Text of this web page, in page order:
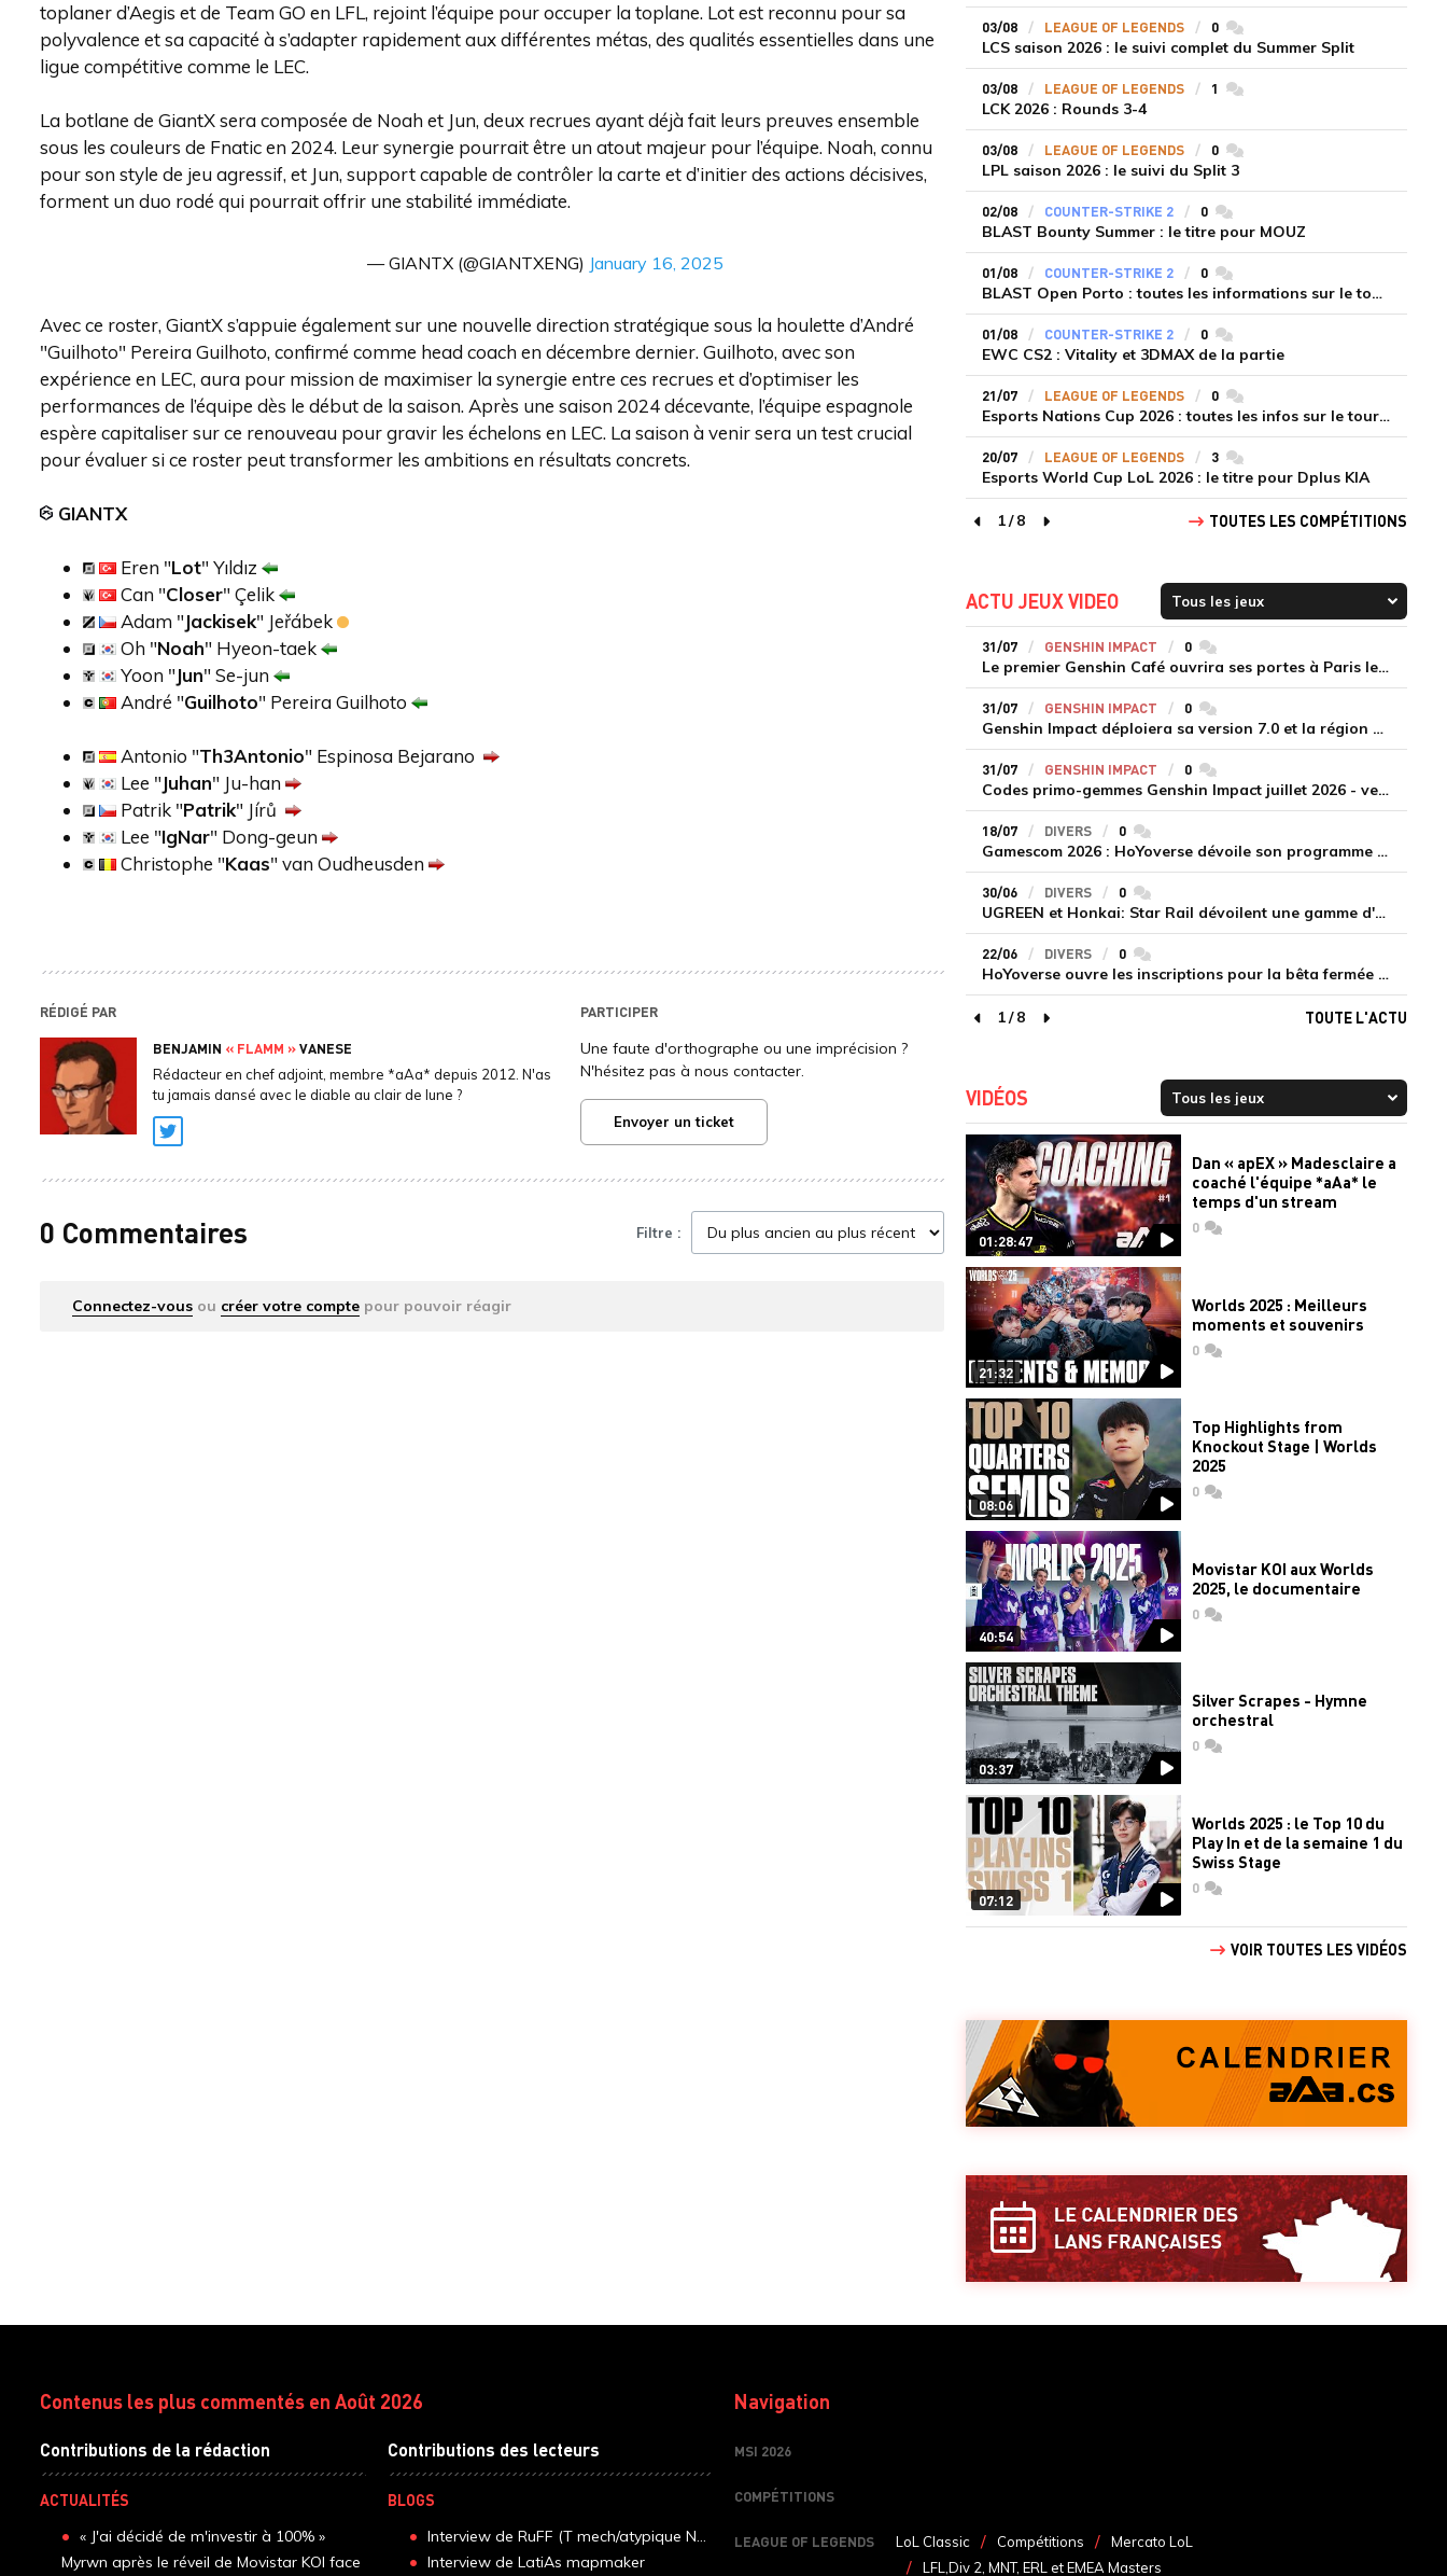
toplaner d’Aegis et de Team GO en LFL, rejoint l’équipe pour occuper la toplane. Lot est reconnu pour sa
polyvalence et sa capacité à s’adapter rapidement aux différentes métas, des qualités essentielles dans une
ligue compétitive comme le LEC.
La botlane de GiantX sera composée de Noah et Jun, deux recrues ayant déjà fait leurs preuves ensemble
sous les couleurs de Fnatic en 2024. Leur synergie pourrait être un atout majeur pour l’équipe. Noah, connu
pour son style de jeu agressif, et Jun, support capable de contrôler la carte et d’initier des actions décisives,
forment un duo rodé qui pourrait offrir une stabilité immédiate.
— GIANTX (@GIANTXENG) January 16, 2025
Avec ce roster, GiantX s’appuie également sur une nouvelle direction stratégique sous la houlette d’André
"Guilhoto" Pereira Guilhoto, confirmé comme head coach en décembre dernier. Guilhoto, avec son
expérience en LEC, aura pour mission de maximiser la synergie entre ces recrues et d’optimiser les
performances de l’équipe dès le début de la saison. Après une saison 2024 décevante, l’équipe espagnole
espère capitaliser sur ce renouveau pour gravir les échelons en LEC. La saison à venir sera un test crucial
pour évaluer si ce roster peut transformer les ambitions en résultats concrets.
GIANTX
Eren "Lot" Yıldız
Can "Closer" Çelik
Adam "Jackisek" Jeřábek
Oh "Noah" Hyeon-taek
Yoon "Jun" Se-jun
André "Guilhoto" Pereira Guilhoto
Antonio "Th3Antonio" Espinosa Bejarano
Lee "Juhan" Ju-han
Patrik "Patrik" Jírů
Lee "IgNar" Dong-geun
Christophe "Kaas" van Oudheusden
RÉDIGÉ PAR
BENJAMIN « FLAMM »VANESE
Rédacteur en chef adjoint, membre *aAa* depuis 2012. N'as
tu jamais dansé avec le diable au clair de lune ?
Twitter
PARTICIPER
Une faute d'orthographe ou une imprécision ?
N'hésitez pas à nous contacter.
Envoyer un ticket
0 Commentaires Filtre :
Connectez-vous ou créer votre compte pour pouvoir réagir
03/08 LEAGUE OF LEGENDS 0commentaires
LCS saison 2026 : le suivi complet du Summer Split
03/08 LEAGUE OF LEGENDS 1 commentaires
LCK 2026 : Rounds 3-4
03/08 LEAGUE OF LEGENDS 0commentaires
LPL saison 2026 : le suivi du Split 3
02/08 COUNTER-STRIKE 2 0commentaires
BLAST Bounty Summer : le titre pour MOUZ
01/08 COUNTER-STRIKE 2 0commentaires
BLAST Open Porto : toutes les informations sur le tournoi
01/08 COUNTER-STRIKE 2 0commentaires
EWC CS2 : Vitality et 3DMAX de la partie
21/07 LEAGUE OF LEGENDS 0commentaires
Esports Nations Cup 2026 : toutes les infos sur le tournoi
20/07 LEAGUE OF LEGENDS 3commentaires
Esports World Cup LoL 2026 : le titre pour Dplus KIA
page précédente
1/8
page suivante
TOUTES LES COMPÉTITIONS
ACTU JEUX VIDEO
31/07 GENSHIN IMPACT 0commentaires
Le premier Genshin Café ouvrira ses portes à Paris le 14 août
31/07 GENSHIN IMPACT 0commentaires
Genshin Impact déploiera sa version 7.0 et la région de Snezhnaya le 12 août
31/07 GENSHIN IMPACT 0commentaires
Codes primo-gemmes Genshin Impact juillet 2026 - version 7.0
18/07 DIVERS 0commentaires
Gamescom 2026 : HoYoverse dévoile son programme et présente deux nouveaux jeux inédits
30/06 DIVERS 0commentaires
UGREEN et Honkai: Star Rail dévoilent une gamme d'accessoires de recharge en édition limitée
22/06 DIVERS 0commentaires
HoYoverse ouvre les inscriptions pour la bêta fermée de Honkai : Nexus Anima
page précédente
1/8
page suivante
TOUTE L'ACTU
VIDÉOS
01:28:47
Dan « apEX » Madesclaire a
coaché l'équipe *aAa* le
temps d'un stream
0commentaires
21:32
Worlds 2025 : Meilleurs
moments et souvenirs
0commentaires
08:06
Top Highlights from
Knockout Stage | Worlds
2025
0commentaires
40:54
Movistar KOI aux Worlds
2025, le documentaire
0commentaires
03:37
Silver Scrapes - Hymne
orchestral
0commentaires
07:12
Worlds 2025 : le Top 10 du
Play In et de la semaine 1 du
Swiss Stage
0commentaires
VOIR TOUTES LES VIDÉOS
Contenus les plus commentés en Août 2026
Contributions de la rédaction
ACTUALITÉS
« J'ai décidé de m'investir à 100% »
Myrwn après le réveil de Movistar KOI face
Contributions des lecteurs
BLOGS
Interview de RuFF (T mech/atypique N...
Interview de LatiAs mapmaker
Navigation
MSI 2026
COMPÉTITIONS
LEAGUE OF LEGENDS LoL Classic Compétitions
Mercato LoL
LFL,Div 2, MNT, ERL et EMEA Masters